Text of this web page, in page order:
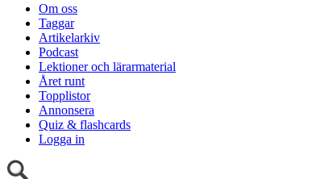
Om oss
Taggar
Artikelarkiv
Podcast
Lektioner och lärarmaterial
Året runt
Topplistor
Annonsera
Quiz & flashcards
Logga in